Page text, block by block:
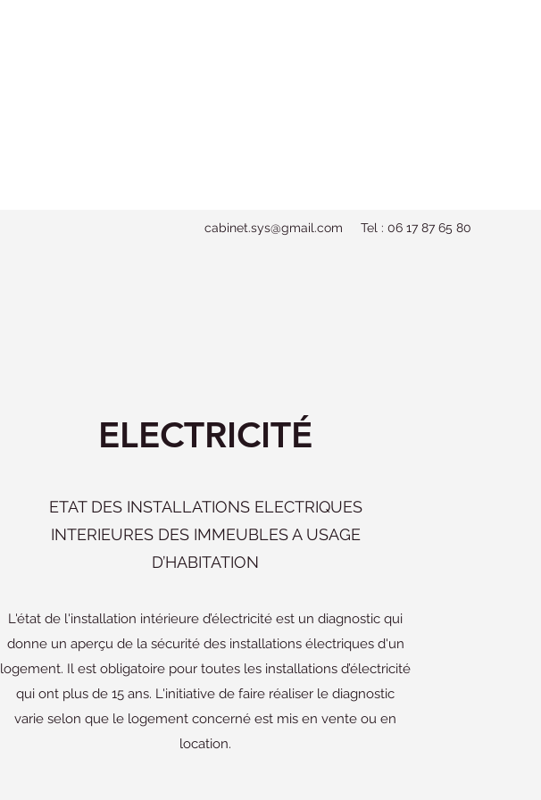
cabinet.sys@gmail.com Tel : 06 17 87 65 80
ELECTRICITÉ
ETAT DES INSTALLATIONS ELECTRIQUES
INTERIEURES DES IMMEUBLES A USAGE
D’HABITATION
L'état de l'installation intérieure d’électricité est un diagnostic qui
donne un aperçu de la sécurité des installations électriques d'un
logement. Il est obligatoire pour toutes les installations d’électricité
qui ont plus de 15 ans. L'initiative de faire réaliser le diagnostic
varie selon que le logement concerné est mis en vente ou en
location.